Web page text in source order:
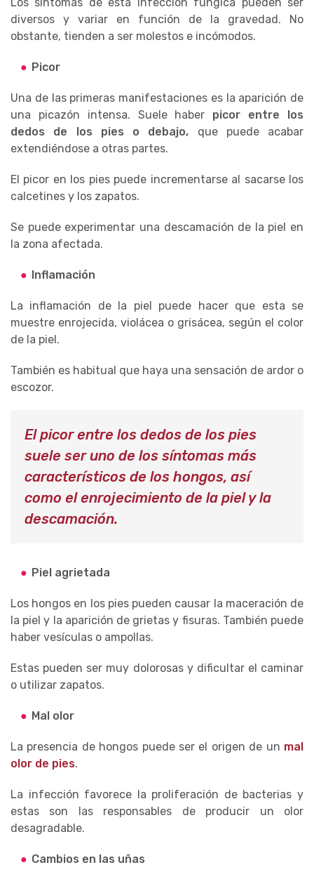
diversos y variar en función de la gravedad. No
obstante, tienden a ser molestos e incómodos.
Picor
Una de las primeras manifestaciones es la aparición de
una picazón intensa. Suele haber picor entre los
dedos de los pies o debajo, que puede acabar
extendiéndose a otras partes.
El picor en los pies puede incrementarse al sacarse los
calcetines y los zapatos.
Se puede experimentar una descamación de la piel en
la zona afectada.
Inflamación
La inflamación de la piel puede hacer que esta se
muestre enrojecida, violácea o grisácea, según el color
de la piel.
También es habitual que haya una sensación de ardor o
escozor.
El picor entre los dedos de los pies
suele ser uno de los síntomas más
característicos de los hongos, así
como el enrojecimiento de la piel y la
descamación.
Piel agrietada
Los hongos en los pies pueden causar la maceración de
la piel y la aparición de grietas y fisuras. También puede
haber vesículas o ampollas.
Estas pueden ser muy dolorosas y dificultar el caminar
o utilizar zapatos.
Mal olor
La presencia de hongos puede ser el origen de un mal
olor de pies.
La infección favorece la proliferación de bacterias y
estas son las responsables de producir un olor
desagradable.
Cambios en las uñas